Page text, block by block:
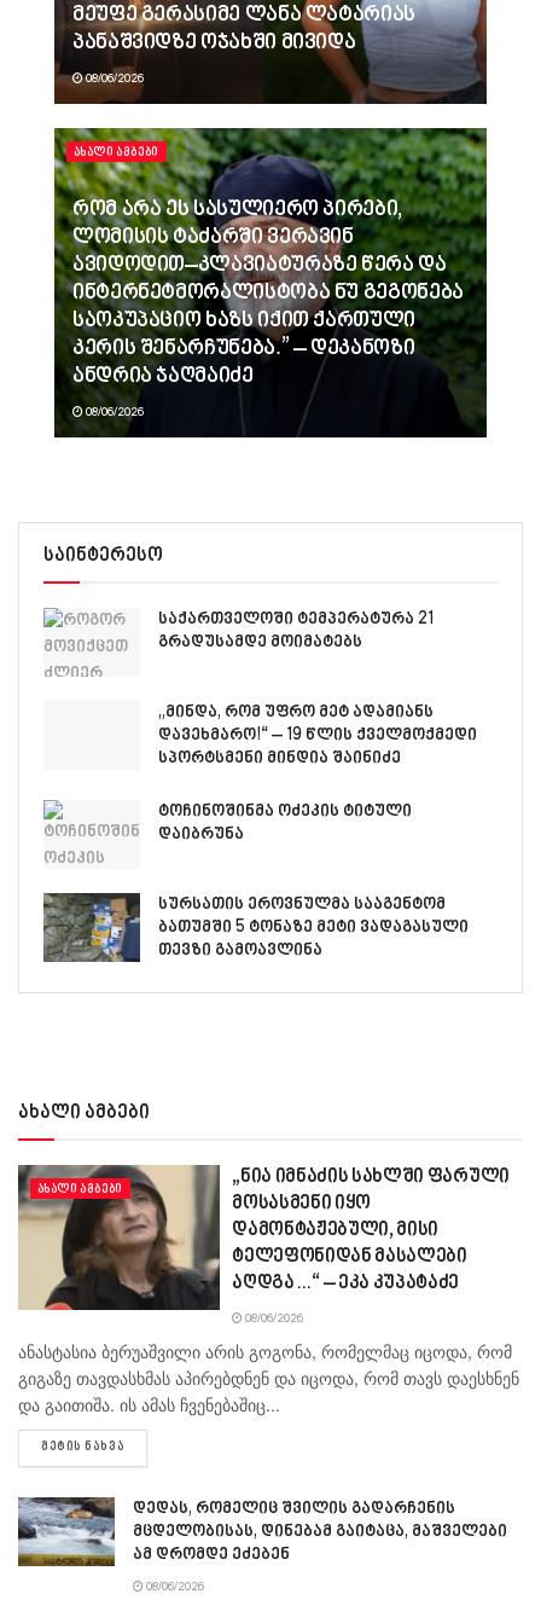
მეუფე გერასიმე ლანა ლატარიას
პანაშვიდზე ოჯახში მივიდა
08/06/2026
ᲐᲮᲐᲚᲘ ᲐᲛᲑᲔᲑᲘ
რომ არა ეს სასულიერო პირები,
ლომისის ტაძარში ვერავინ
ავიდოდით–კლავიატურაზე წერა და
ინტერნეტმორალისტობა ნუ გეგონება
საოკუპაციო ხაზს იქით ქართული
კერის შენარჩუნება.” – დეკანოზი
ანდრია ჯაღმაიძე
08/06/2026
საინტერესო
საქართველოში ტემპერატურა 21
გრადუსამდე მოიმატებს
„მინდა, რომ უფრო მეტ ადამიანს
დავეხმარო!“ – 19 წლის ქველმოქმედი
სპორტსმენი მინდია შაინიძე
ტოჩინოშინმა ოძეკის ტიტული
დაიბრუნა
სურსათის ეროვნულმა სააგენტომ
ბათუმში 5 ტონაზე მეტი ვადაგასული
თევზი გამოავლინა
ახალი ამბები
ᲐᲮᲐᲚᲘ ᲐᲛᲑᲔᲑᲘ
„ნია იმნაძის სახლში ფარული
მოსასმენი იყო
დამონტაჟებული, მისი
ტელეფონიდან მასალები
აღდგა…“ – ეკა კუპატაძე
08/06/2026
ანასტასია ბერუაშვილი არის გოგონა, რომელმაც იცოდა, რომ
გიგაზე თავდასხმას აპირებდნენ და იცოდა, რომ თავს დაესხნენ
და გაითიშა. ის ამას ჩვენებაშიც...
ᲛᲔᲢᲘᲡ ᲜᲐᲮᲕᲐ
დედას, რომელიც შვილის გადარჩენის
მცდელობისას, დინებამ გაიტაცა, მაშველები
ამ დრომდე ეძებენ
08/06/2026